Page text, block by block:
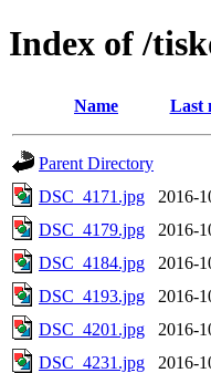
Index of /
Name Last
Parent Directory
DSC_4171.jpg
2016-
DSC_4179.jpg
2016-
DSC_4184.jpg
2016-
DSC_4193.jpg
2016-
DSC_4201.jpg
2016-
DSC_4231.jpg
2016-